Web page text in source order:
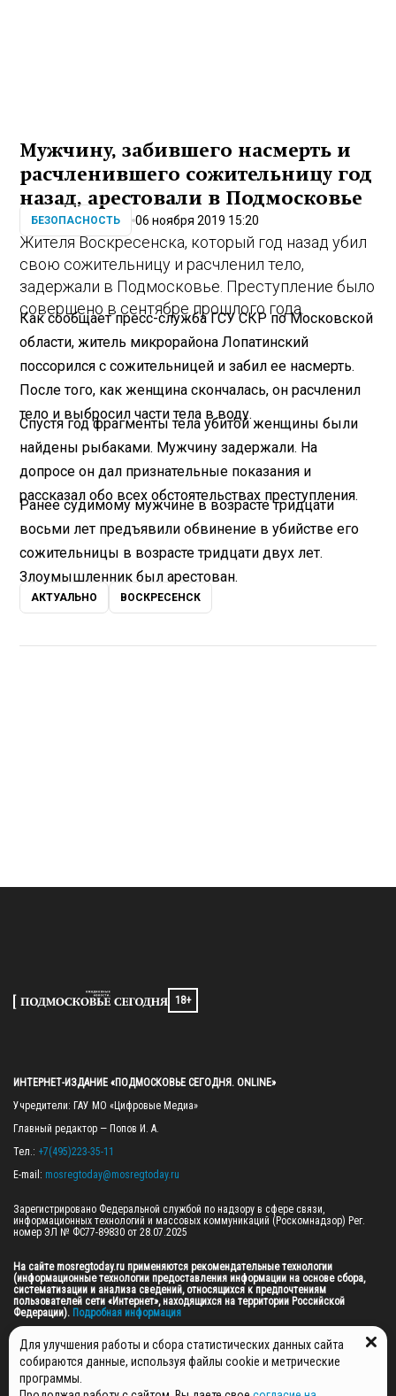
Мужчину, забившего насмерть и
расчленившего сожительницу год
назад, арестовали в Подмосковье
БЕЗОПАСНОСТЬ 06 ноября 2019 15:20
Жителя Воскресенска, который год назад убил
свою сожительницу и расчленил тело,
задержали в Подмосковье. Преступление было
совершено в сентябре прошлого года.
Как сообщает пресс-служба ГСУ СКР по Московской
области, житель микрорайона Лопатинский
поссорился с сожительницей и забил ее насмерть.
После того, как женщина скончалась, он расчленил
тело и выбросил части тела в воду.
Спустя год фрагменты тела убитой женщины были
найдены рыбаками. Мужчину задержали. На
допросе он дал признательные показания и
рассказал обо всех обстоятельствах преступления.
Ранее судимому мужчине в возрасте тридцати
восьми лет предъявили обвинение в убийстве его
сожительницы в возрасте тридцати двух лет.
Злоумышленник был арестован.
АКТУАЛЬНО ВОСКРЕСЕНСК
18+
ИНТЕРНЕТ-ИЗДАНИЕ «ПОДМОСКОВЬЕ СЕГОДНЯ. ONLINE»
Учредители: ГАУ МО «Цифровые Медиа»
Главный редактор — Попов И. А.
Тел.: +7(495)223-35-11
E-mail: mosregtoday@mosregtoday.ru
Зарегистрировано Федеральной службой по надзору в сфере связи,
информационных технологий и массовых коммуникаций (Роскомнадзор) Рег.
номер ЭЛ № ФС77-89830 от 28.07.2025
На сайте mosregtoday.ru применяются рекомендательные технологии
(информационные технологии предоставления информации на основе сбора,
систематизации и анализа сведений, относящихся к предпочтениям
пользователей сети «Интернет», находящихся на территории Российской
Федерации). Подробная информация
© 2026 ПРАВА НА ВСЕ МАТЕРИАЛЫ САЙТА ПРИНАДЛЕЖАТ ГАУ МО "ЦИФРОВЫЕ
МЕДИА" (ОГРН: 1255000059467).
Для улучшения работы и сбора статистических данных сайта
собираются данные, используя файлы cookie и метрические
программы.